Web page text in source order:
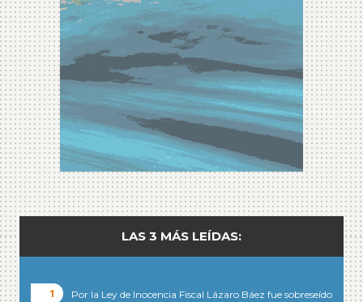
LAS 3 MÁS LEÍDAS:
Por la Ley de Inocencia Fiscal Lázaro Báez fue sobreseído